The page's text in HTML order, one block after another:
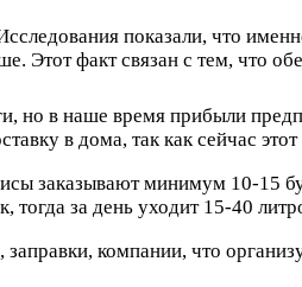
показали, что
факт связан с тем, что
но в наше время прибыли
в дома, так как сейчас этот
заказывают минимум 10-15
тогда за день уходит 15-40
компании, что